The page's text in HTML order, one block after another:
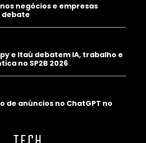
negócios e empresas
debate
e Itaú debatem IA, trabalho e
no SP2B 2026
de anúncios no ChatGPT no